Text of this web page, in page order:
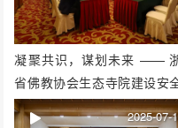
凝聚共识，谋划未来 ——
省佛教协会生态寺院建设安
委会年度工作会议在安吉召开
2025-07-